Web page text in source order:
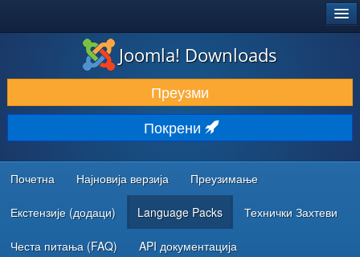
ПРЕУЗИМАЊЕ И ПРОШИРЕЊА (ЕКСТЕНЗИЈЕ)
ОТКРИЈТЕ И НАУЧИТЕ
ЗАЈЕДНИЦА И ПОДРШКА
РЕСУРСИ ЗА РАЗВОЈ
Joomla! Downloads
Преузми
Покрени
Почетна Најновија верзија Преузимање
Екстензије (додаци) Language Packs Технички Захтеви
Честа питања (FAQ) API документација